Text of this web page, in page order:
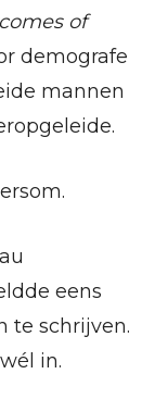
of
demografe
mannen
eens
te schrijven.
in.